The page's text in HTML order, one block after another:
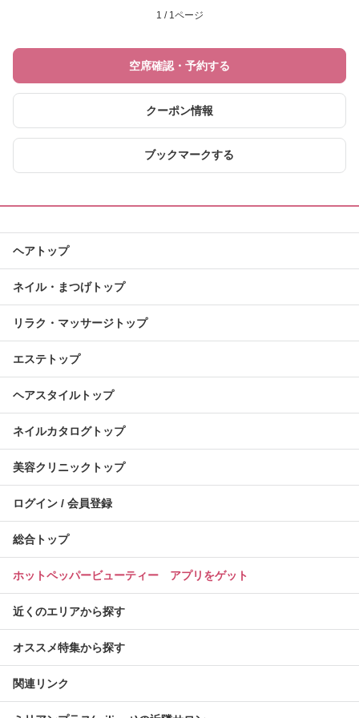
1 / 1ページ
空席確認・予約する
クーポン情報
ブックマークする
ヘアトップ
ネイル・まつげトップ
リラク・マッサージトップ
エステトップ
ヘアスタイルトップ
ネイルカタログトップ
美容クリニックトップ
ログイン / 会員登録
総合トップ
ホットペッパービューティー アプリをゲット
近くのエリアから探す
オススメ特集から探す
関連リンク